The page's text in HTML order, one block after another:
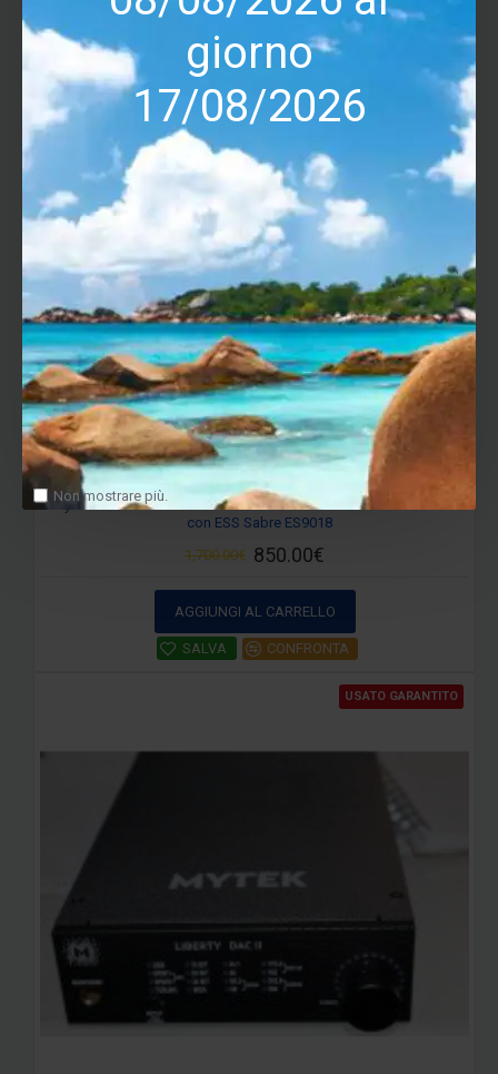
giorno
17/08/2026
Non mostrare più.
ULTIMI VISITATI
USATO GARANTITO
Wyred 4 Sound DAC-2v2 SE – Convertitore DAC Hi-End Bilanciato
con ESS Sabre ES9018
850.00€
1,700.00€
AGGIUNGI AL CARRELLO
SALVA CONFRONTA
USATO GARANTITO